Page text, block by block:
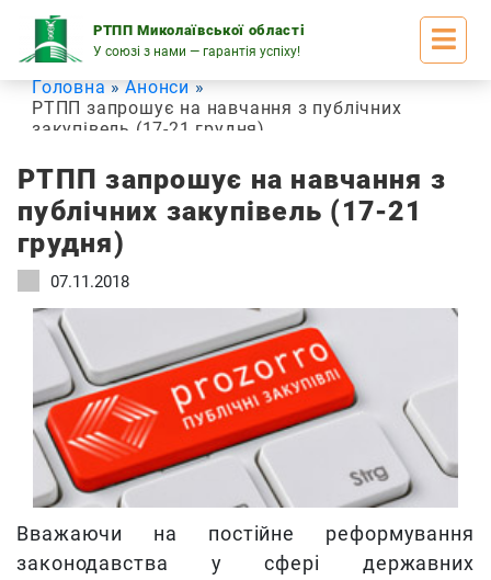
РТПП Миколаївської області
У союзі з нами — гарантія успіху!
content
Головна
Анонси
РТПП запрошує на навчання з публічних
закупівель (17-21 грудня)
РТПП запрошує на навчання з
публічних закупівель (17-21
грудня)
07.11.2018
Вважаючи на постійне реформування
законодавства у сфері державних